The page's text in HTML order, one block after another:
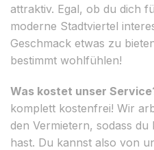
attraktiv. Egal, ob du dich
moderne Stadtviertel
Geschmack etwas zu
bestimmt wohlfühlen!
Was kostet unser
komplett kostenfrei! Wir
den Vermietern, sodass du
hast. Du kannst also von